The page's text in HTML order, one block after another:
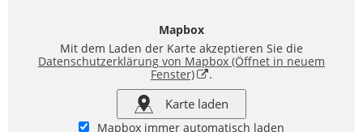
Mapbox
Mit dem Laden der Karte akzeptieren Sie die
Datenschutzerklärung von Mapbox (Öffnet in neuem
Fenster)
.
Karte laden
Mapbox immer automatisch laden